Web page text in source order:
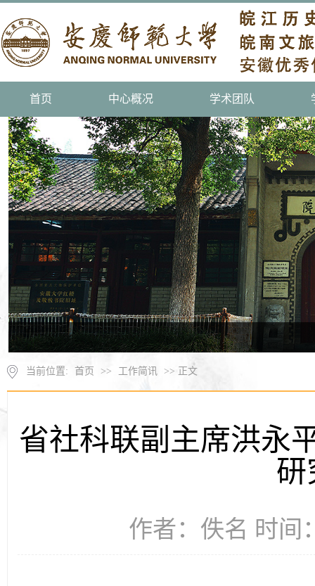
首页 中心概况 学术团队
当前位置: 首页 >> 工作简讯 >> 正文
省社科联副主席洪永
研
作者：佚名 时间